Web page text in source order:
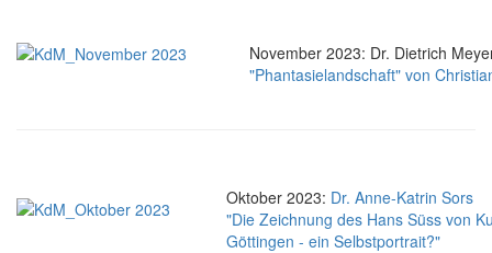
November 2023: Dr. Dietrich
"Phantasielandschaft" von
Oktober 2023: Dr. Anne-Katrin Sors
"Die Zeichnung des Hans Süss von
Göttingen - ein Selbstportrait?"